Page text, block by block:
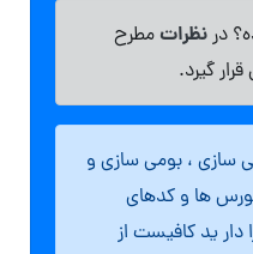
درنظراتمطرح
گیرد.
سازی ، بومی سازی و
ها و کدهای
ید کافیست از